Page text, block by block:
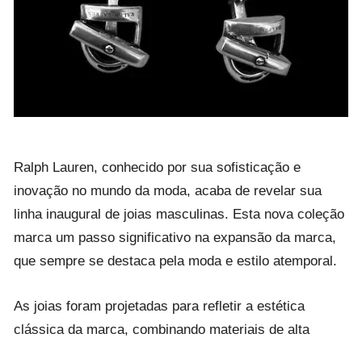
Ralph Lauren, conhecido por sua sofisticação e
inovação no mundo da moda, acaba de revelar sua
linha inaugural de joias masculinas. Esta nova coleção
marca um passo significativo na expansão da marca,
que sempre se destaca pela moda e estilo atemporal.
As joias foram projetadas para refletir a estética
clássica da marca, combinando materiais de alta